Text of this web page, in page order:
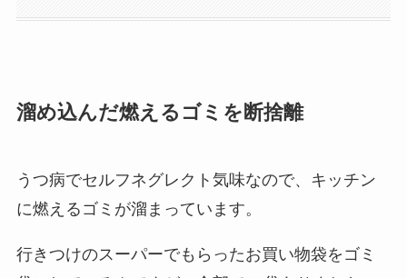
溜め込んだ燃えるゴミを断捨離
うつ病でセルフネグレクト気味なので、キッチン
に燃えるゴミが溜まっています。
行きつけのスーパーでもらったお買い物袋をゴミ